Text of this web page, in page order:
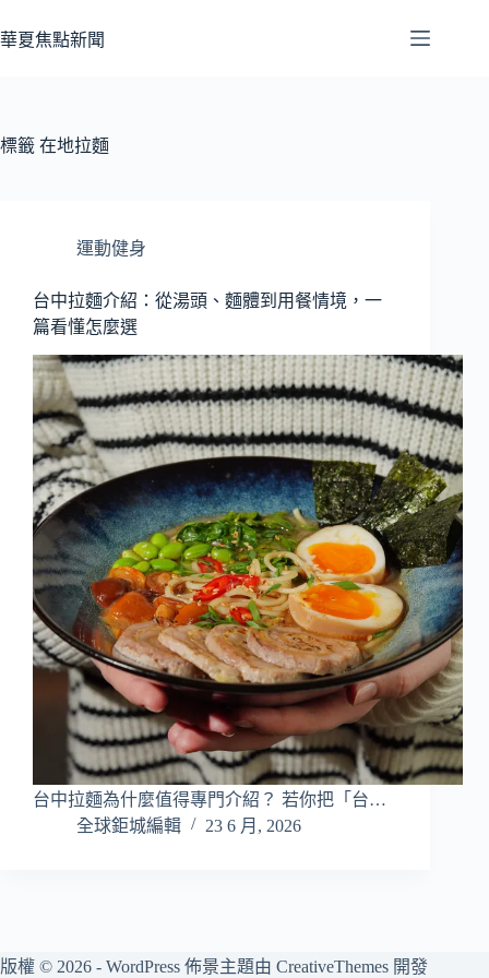
至
容
華夏焦點新聞
標籤 在地拉麵
運動健身
台中拉麵介紹：從湯頭、麵體到用餐情境，一
篇看懂怎麼選
台中拉麵為什麼值得專門介紹？ 若你把「台…
全球鉅城編輯
23 6 月, 2026
版權 © 2026 - WordPress 佈景主題由 CreativeThemes 開發